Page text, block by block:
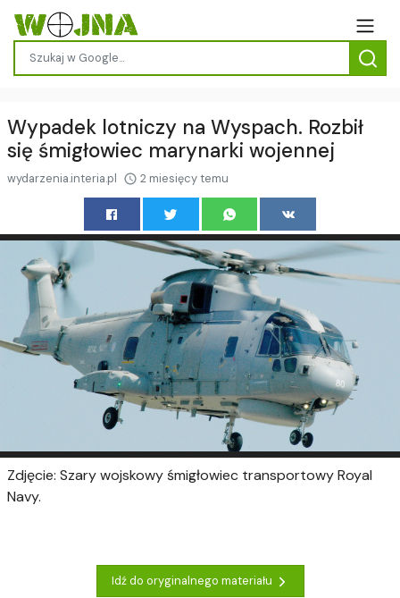
Wypadek lotniczy na Wyspach. Rozbił
się śmigłowiec marynarki wojennej
wydarzenia.interia.pl 2 miesięcy temu
Zdjęcie: Szary wojskowy śmigłowiec transportowy Royal
Navy.
Idź do oryginalnego materiału